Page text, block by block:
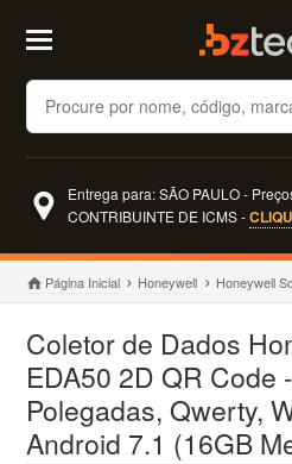
Buscar
Entrega para: SÃO PAULO -
CONTRIBUINTE DE ICMS -
Página Inicial Honeywell Honeywell
Coletor de Dados
EDA50 2D QR Code
Polegadas, Qwerty,
Android 7.1 (16GB